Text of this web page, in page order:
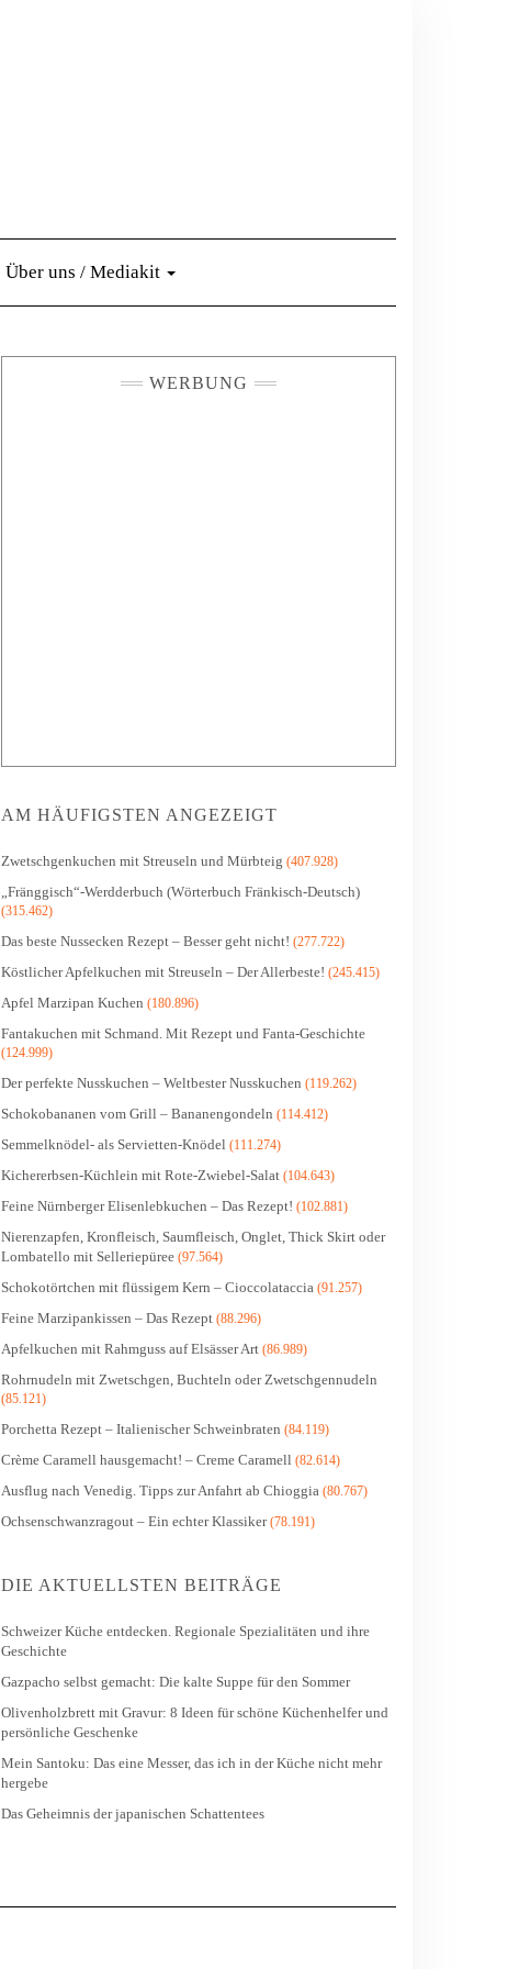
Über uns / Mediakit
WERBUNG
AM HÄUFIGSTEN ANGEZEIGT
Zwetschgenkuchen mit Streuseln und Mürbteig (407.928)
„Fränggisch“-Werdderbuch (Wörterbuch Fränkisch-Deutsch)
(315.462)
Das beste Nussecken Rezept – Besser geht nicht! (277.722)
Köstlicher Apfelkuchen mit Streuseln – Der Allerbeste! (245.415)
Apfel Marzipan Kuchen (180.896)
Fantakuchen mit Schmand. Mit Rezept und Fanta-Geschichte
(124.999)
Der perfekte Nusskuchen – Weltbester Nusskuchen (119.262)
Schokobananen vom Grill – Bananengondeln (114.412)
Semmelknödel- als Servietten-Knödel (111.274)
Kichererbsen-Küchlein mit Rote-Zwiebel-Salat (104.643)
Feine Nürnberger Elisenlebkuchen – Das Rezept! (102.881)
Nierenzapfen, Kronfleisch, Saumfleisch, Onglet, Thick Skirt oder
Lombatello mit Selleriepüree (97.564)
Schokotörtchen mit flüssigem Kern – Cioccolataccia (91.257)
Feine Marzipankissen – Das Rezept (88.296)
Apfelkuchen mit Rahmguss auf Elsässer Art (86.989)
Rohrnudeln mit Zwetschgen, Buchteln oder Zwetschgennudeln
(85.121)
Porchetta Rezept – Italienischer Schweinbraten (84.119)
Crème Caramell hausgemacht! – Creme Caramell (82.614)
Ausflug nach Venedig. Tipps zur Anfahrt ab Chioggia (80.767)
Ochsenschwanzragout – Ein echter Klassiker(78.191)
DIE AKTUELLSTEN BEITRÄGE
Schweizer Küche entdecken. Regionale Spezialitäten und ihre
Geschichte
Gazpacho selbst gemacht: Die kalte Suppe für den Sommer
Olivenholzbrett mit Gravur: 8 Ideen für schöne Küchenhelfer und
persönliche Geschenke
Mein Santoku: Das eine Messer, das ich in der Küche nicht mehr
hergebe
Das Geheimnis der japanischen Schattentees